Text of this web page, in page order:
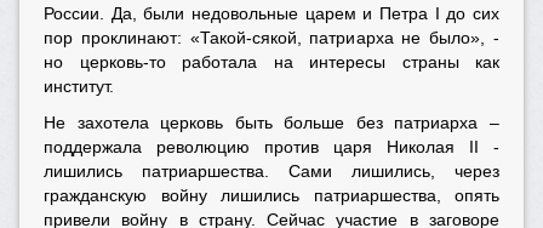
России. Да, были недовольные царем и Петра I до сих
пор проклинают: «Такой-сякой, патриарха не было», -
но церковь-то работала на интересы страны как
институт.
Не захотела церковь быть больше без патриарха –
поддержала революцию против царя Николая II -
лишились патриаршества. Сами лишились, через
гражданскую войну лишились патриаршества, опять
привели войну в страну. Сейчас участие в заговоре